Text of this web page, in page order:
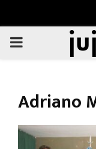
PRIMARY
Adriano